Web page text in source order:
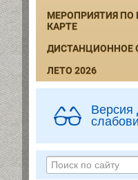
МЕРОПРИЯТИЯ
КАРТЕ
ДИСТАНЦИОННОЕ
ЛЕТО 2026
Версия